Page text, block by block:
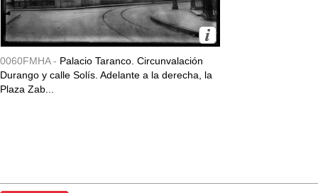
0060FMHA - Palacio Taranco. Circunvalación
Durango y calle Solís. Adelante a la derecha, la
Plaza Zab...